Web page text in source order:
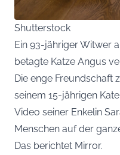
Shutterstock
Ein 93-jähriger Witwer
betagte Katze Angus
Die enge Freundschaft
seinem 15-jährigen
Video seiner Enkelin
Menschen auf der
Das berichtet Mirror.